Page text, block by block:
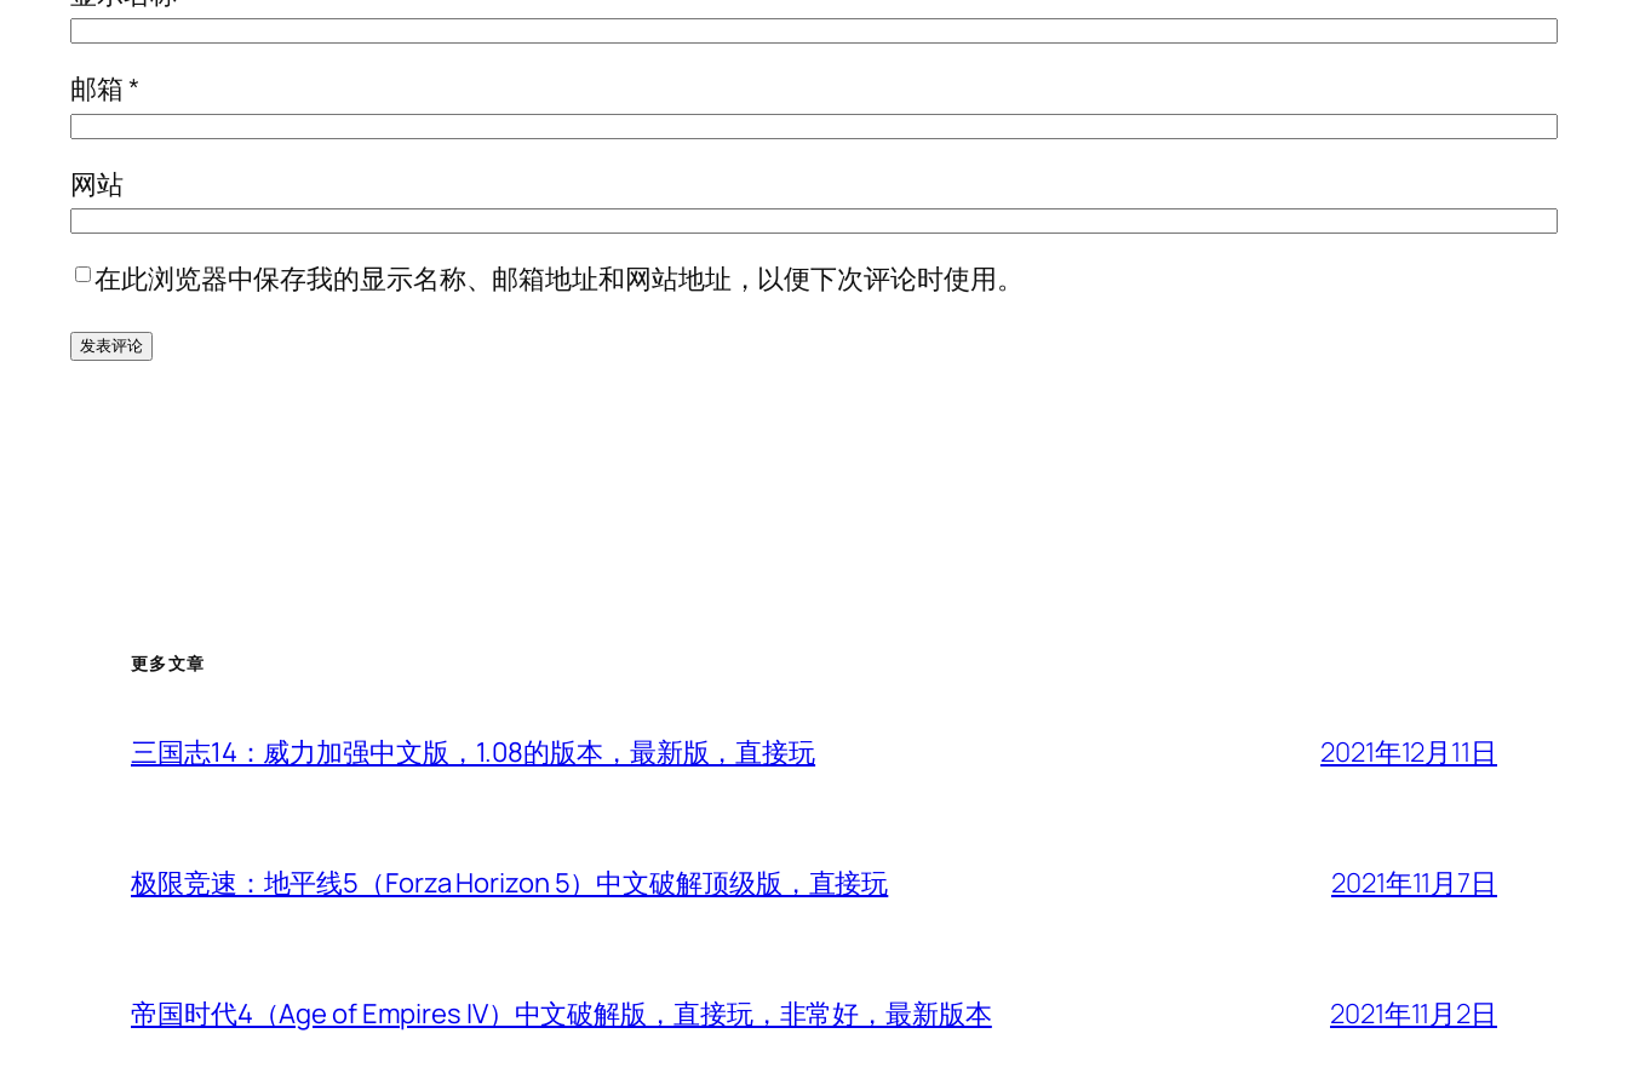
邮箱*
网站
在此浏览器中保存我的显示名称、邮箱地址和网站地址，以便下次评论时使用。
更多文章
三国志14：威力加强中文版，1.08的版本，最新版，直接玩 2021年12月11日
极限竞速：地平线5（Forza Horizon 5）中文破解顶级版，直接玩 2021年11月7日
帝国时代4（Age of Empires IV）中文破解版，直接玩，非常好，最新版本 2021年11月2日